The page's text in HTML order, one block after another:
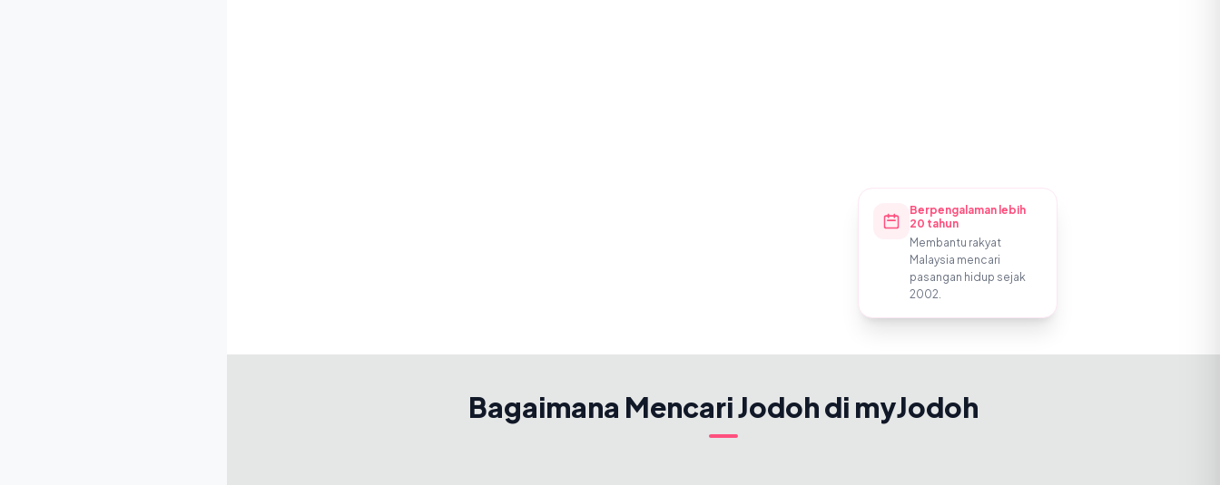
Berpengalaman lebih
20 tahun
Membantu rakyat
Malaysia mencari
pasangan hidup sejak
2002.
Bagaimana Mencari Jodoh di myJodoh